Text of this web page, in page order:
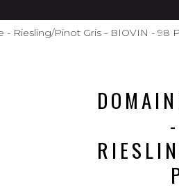
Riesling/Pinot Gris - BIOVIN - 98